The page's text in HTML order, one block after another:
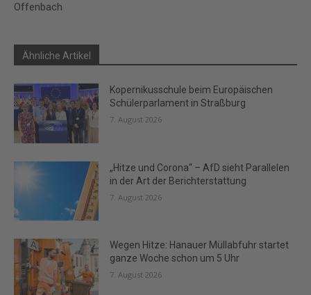
Offenbach
Ähnliche Artikel
Kopernikusschule beim Europäischen
Schülerparlament in Straßburg
7. August 2026
„Hitze und Corona“ – AfD sieht Parallelen
in der Art der Berichterstattung
7. August 2026
Wegen Hitze: Hanauer Müllabfuhr startet
ganze Woche schon um 5 Uhr
7. August 2026